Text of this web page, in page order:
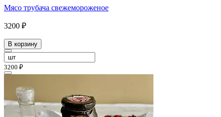
Мясо трубача свежемороженое
3200 ₽
В корзину
3200 ₽